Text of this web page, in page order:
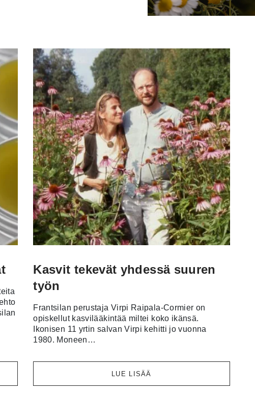
Kasvit tekevät yhdessä suuren
työn
Frantsilan perustaja Virpi Raipala-Cormier on
opiskellut kasvilääkintää miltei koko ikänsä.
Ikonisen 11 yrtin salvan Virpi kehitti jo vuonna
1980. Moneen…
LUE LISÄÄ